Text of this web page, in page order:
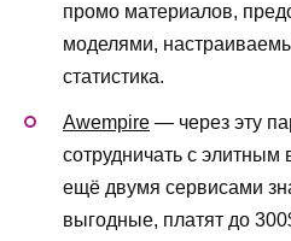
промо материалов,
моделями,
статистика.
Awempire — через эту
сотрудничать с
ещё двумя сервисами
выгодные, платят до